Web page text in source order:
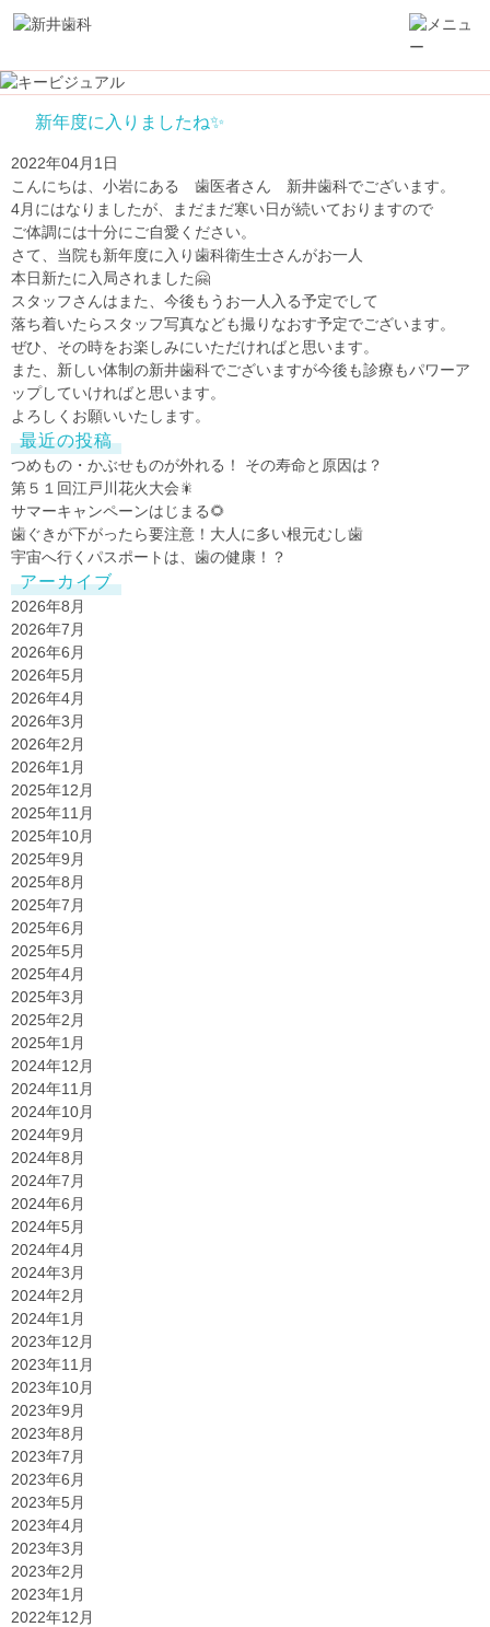
新年度に入りましたね✨
2022年04月1日
こんにちは、小岩にある 歯医者さん 新井歯科でございます。
4月にはなりましたが、まだまだ寒い日が続いておりますので
ご体調には十分にご自愛ください。
さて、当院も新年度に入り歯科衛生士さんがお一人
本日新たに入局されました🤗
スタッフさんはまた、今後もうお一人入る予定でして
落ち着いたらスタッフ写真なども撮りなおす予定でございます。
ぜひ、その時をお楽しみにいただければと思います。
また、新しい体制の新井歯科でございますが今後も診療もパワーア
ップしていければと思います。
よろしくお願いいたします。
最近の投稿
つめもの・かぶせものが外れる！ その寿命と原因は？
第５１回江戸川花火大会🎇
サマーキャンペーンはじまる🌻
歯ぐきが下がったら要注意！大人に多い根元むし歯
宇宙へ行くパスポートは、歯の健康！？
アーカイブ
2026年8月
2026年7月
2026年6月
2026年5月
2026年4月
2026年3月
2026年2月
2026年1月
2025年12月
2025年11月
2025年10月
2025年9月
2025年8月
2025年7月
2025年6月
2025年5月
2025年4月
2025年3月
2025年2月
2025年1月
2024年12月
2024年11月
2024年10月
2024年9月
2024年8月
2024年7月
2024年6月
2024年5月
2024年4月
2024年3月
2024年2月
2024年1月
2023年12月
2023年11月
2023年10月
2023年9月
2023年8月
2023年7月
2023年6月
2023年5月
2023年4月
2023年3月
2023年2月
2023年1月
2022年12月